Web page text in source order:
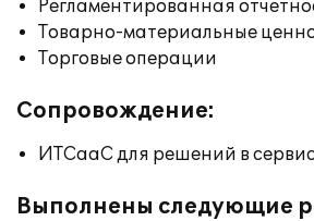
Регламентированная
Товарно-материальные
Торговые операции
Сопровождение:
ИТСааС для решений в
Выполнены следующие